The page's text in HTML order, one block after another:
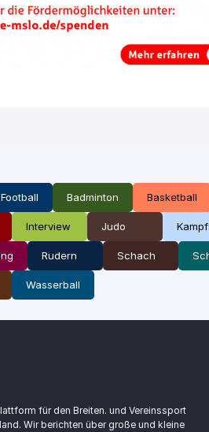
Badminton Basketball
Interview Judo
Rudern Schach
Wasserball
für den Breiten. und Vereinssport
Wir berichten über große und kleine